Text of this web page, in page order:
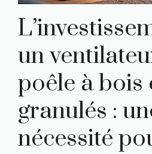
un
poêle à bois
granulés :
nécessité